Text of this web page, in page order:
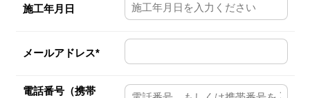
施工年月日
メールアドレス*
電話番号（携帯